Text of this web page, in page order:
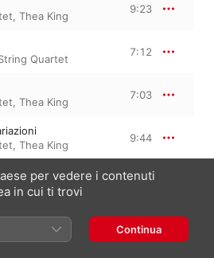
, Thea King
9:23
Quartet
7:12
, Thea King
7:03
, Thea King
9:44
Limited
per vedere i contenuti
in cui ti trovi
Continua